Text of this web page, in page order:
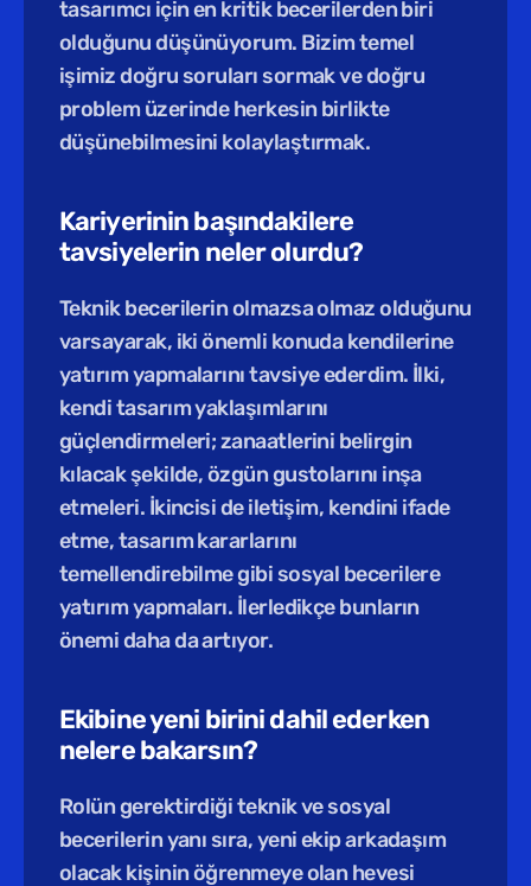
tasarımcı için en kritik becerilerden biri
olduğunu düşünüyorum. Bizim temel
işimiz doğru soruları sormak ve doğru
problem üzerinde herkesin birlikte
düşünebilmesini kolaylaştırmak.
Kariyerinin başındakilere
tavsiyelerin neler olurdu?
Teknik becerilerin olmazsa olmaz olduğunu
varsayarak, iki önemli konuda kendilerine
yatırım yapmalarını tavsiye ederdim. İlki,
kendi tasarım yaklaşımlarını
güçlendirmeleri; zanaatlerini belirgin
kılacak şekilde, özgün gustolarını inşa
etmeleri. İkincisi de iletişim, kendini ifade
etme, tasarım kararlarını
temellendirebilme gibi sosyal becerilere
yatırım yapmaları. İlerledikçe bunların
önemi daha da artıyor.
Ekibine yeni birini dahil ederken
nelere bakarsın?
Rolün gerektirdiği teknik ve sosyal
becerilerin yanı sıra, yeni ekip arkadaşım
olacak kişinin öğrenmeye olan hevesi